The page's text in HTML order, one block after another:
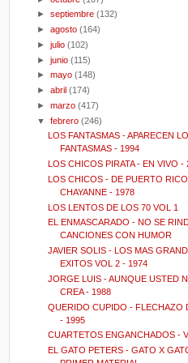
►septiembre (132)
►agosto (164)
►julio (102)
►junio (115)
►mayo (148)
►abril (174)
►marzo (417)
▼febrero (246)
LOS FANTASMAS - APARECEN
FANTASMAS - 1994
LOS CHICOS PIRATA - EN VIVO -
LOS CHICOS - DE PUERTO
CHAYANNE - 1978
LOS LENTOS DE LOS 70 VOL 1
EL ENMASCARADO - NO SE
CANCIONES CON HUMOR
JAVIER SOLIS - LOS MAS
EXITOS VOL 2 - 1974
JORGE LUIS - AUNQUE USTED
CREA - 1988
QUERIDO CUPIDO - FLECHAZO
- 1995
CUARTETOS ENGANCHADOS -
EL GATO PETERS - GATO X